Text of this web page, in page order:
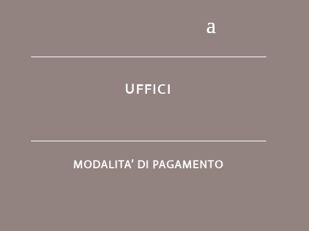
UFFICI
MODALITA’ DI PAGAMENTO